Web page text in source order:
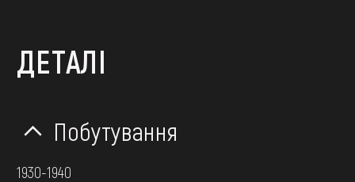
ДЕТАЛІ
Побутування
1930-1940